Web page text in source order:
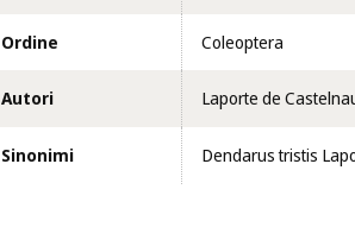
Ordine Coleoptera
Autori Laporte de
Sinonimi Dendarus tristis